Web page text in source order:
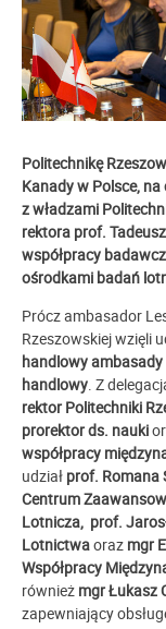
Politechnikę
Kanady w Polsce,
z władzami
rektora prof.
współpracy
ośrodkami badań
Prócz ambasador
Rzeszowskiej wzięli
handlowy
handlowy. Z
rektor Politechniki
prorektor ds. nauki
współpracy
udział prof. Romana
Centrum
Lotnicza, prof.
Lotnictwaoraz mgr
Współpracy
również mgr Łukasz
zapewniający